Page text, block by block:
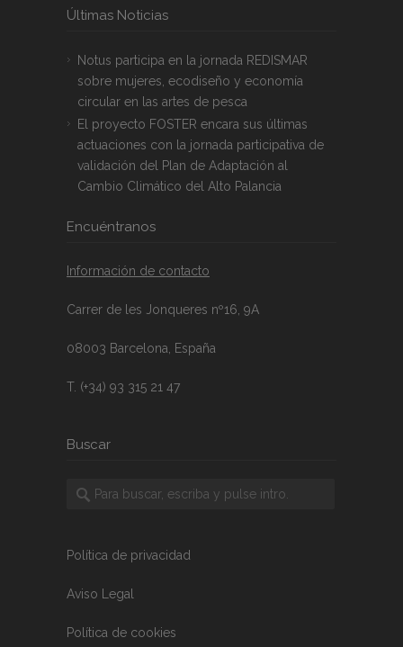
Últimas Noticias
Notus participa en la jornada REDISMAR
sobre mujeres, ecodiseño y economía
circular en las artes de pesca
El proyecto FOSTER encara sus últimas
actuaciones con la jornada participativa de
validación del Plan de Adaptación al
Cambio Climático del Alto Palancia
Encuéntranos
Información de contacto
Carrer de les Jonqueres nº16, 9A
08003 Barcelona, España
T. (+34) 93 315 21 47
Buscar
Política de privacidad
Aviso Legal
Política de cookies